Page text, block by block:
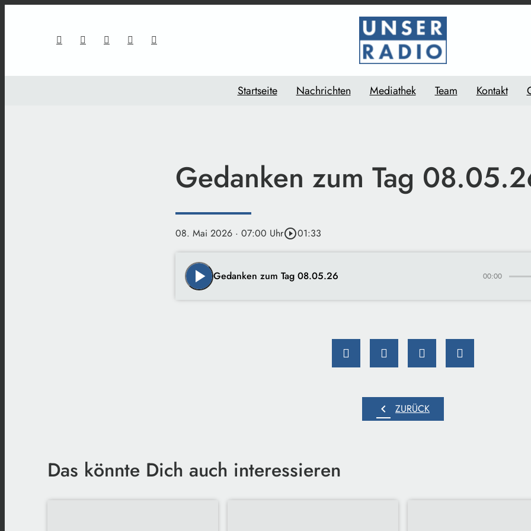
Startseite Nachrichten Mediathek Team Kontakt
Gedanken zum Tag
08. Mai 2026 · 07:00 Uhrplay_circle_outline01:33
play_arrow Gedanken zum Tag 08.05.26 00:00
chevron_left ZURÜCK
Das könnte Dich auch interessieren